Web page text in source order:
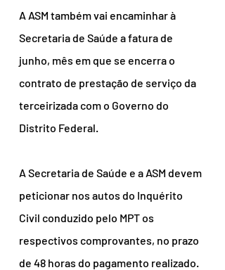
A ASM também vai encaminhar à
Secretaria de Saúde a fatura de
junho, mês em que se encerra o
contrato de prestação de serviço da
terceirizada com o Governo do
Distrito Federal.
A Secretaria de Saúde e a ASM devem
peticionar nos autos do Inquérito
Civil conduzido pelo MPT os
respectivos comprovantes, no prazo
de 48 horas do pagamento realizado.